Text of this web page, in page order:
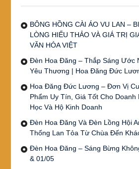
BÔNG HỒNG CÀI ÁO VU LAN –
LÒNG HIẾU THẢO VÀ GIÁ TRỊ
VĂN HÓA VIỆT
Đèn Hoa Đăng – Thắp Sáng Ước
Yêu Thương | Hoa Đăng Đức
Hoa Đăng Đức Lương – Đơn Vị
Phẩm Uy Tín, Giá Tốt Cho Doanh
Học Và Hộ Kinh Doanh
Đèn Hoa Đăng Và Đèn Lồng Hội
Thống Lan Tỏa Từ Chùa Đến
Đèn Hoa Đăng – Sáng Bừng
& 01/05